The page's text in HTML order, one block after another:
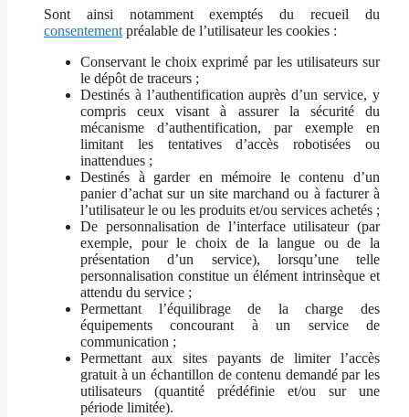
Sont ainsi notamment exemptés du recueil du
consentement préalable de l’utilisateur les cookies :
Conservant le choix exprimé par les utilisateurs sur
le dépôt de traceurs ;
Destinés à l’authentification auprès d’un service, y
compris ceux visant à assurer la sécurité du
mécanisme d’authentification, par exemple en
limitant les tentatives d’accès robotisées ou
inattendues ;
Destinés à garder en mémoire le contenu d’un
panier d’achat sur un site marchand ou à facturer à
l’utilisateur le ou les produits et/ou services achetés ;
De personnalisation de l’interface utilisateur (par
exemple, pour le choix de la langue ou de la
présentation d’un service), lorsqu’une telle
personnalisation constitue un élément intrinsèque et
attendu du service ;
Permettant l’équilibrage de la charge des
équipements concourant à un service de
communication ;
Permettant aux sites payants de limiter l’accès
gratuit à un échantillon de contenu demandé par les
utilisateurs (quantité prédéfinie et/ou sur une
période limitée).